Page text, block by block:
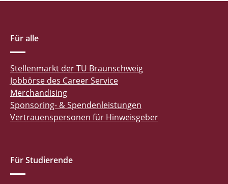
Für alle
Stellenmarkt der TU Braunschweig
Jobbörse des Career Service
Merchandising
Sponsoring- & Spendenleistungen
Vertrauenspersonen für Hinweisgeber
Für Studierende